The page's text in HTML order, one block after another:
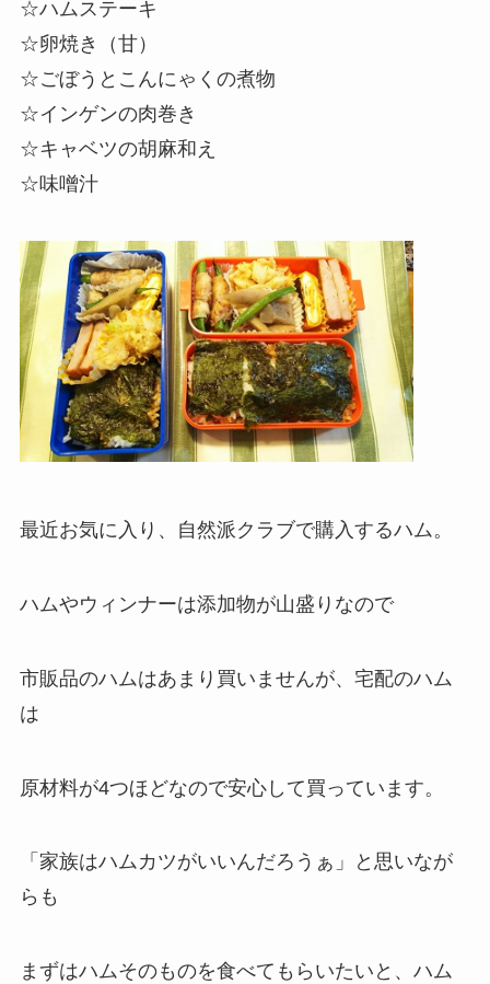
☆ハムステーキ
☆卵焼き（甘）
☆ごぼう とこんにゃくの煮物
☆インゲンの肉巻き
☆キャベツの胡麻和え
☆味噌汁
最近お気に入り、 自然派クラブで購入するハム。
ハムやウィンナーは添加物が山盛りなので
市販品のハムはあまり買いませんが、宅配のハム
は
原材料が4つほどなので安心して買っています。
「家族はハムカツがいいんだろうぁ」と思いなが
らも
まずはハムそのものを食べてもらいたいと、ハム